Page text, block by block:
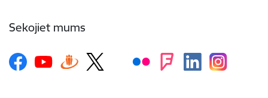
Sekojiet mums